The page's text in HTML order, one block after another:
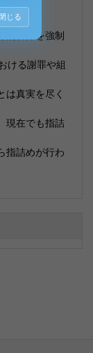
的苦痛を強制
ける謝罪や組
は真実を尽く
現在でも指詰
指詰めが行わ
閉じる